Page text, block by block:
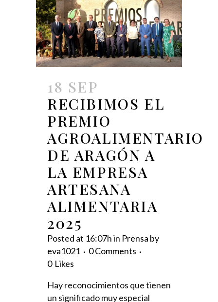
18 SEP
RECIBIMOS EL
PREMIO
AGROALIMENTARIO
DE ARAGÓN A
LA EMPRESA
ARTESANA
ALIMENTARIA
2025
Posted at 16:07hin Prensa by
eva1021
0 Comments
0 Likes
Hay reconocimientos que tienen
un significado muy especial